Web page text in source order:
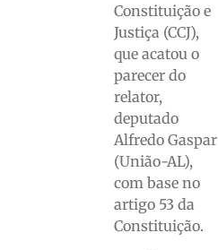
Constituição e
Justiça (CCJ),
que acatou o
parecer do
relator,
deputado
Alfredo Gaspar
(União-AL),
com base no
artigo 53 da
Constituição.